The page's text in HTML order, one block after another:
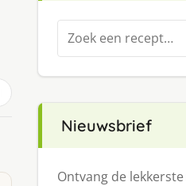
Zoeken
naar:
Nieuwsbrief
Ontvang de